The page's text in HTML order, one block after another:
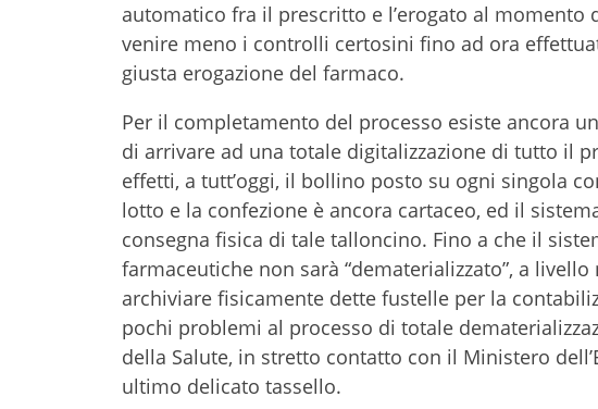
automatico fra il prescritto e l’erogato al
venire meno i controlli certosini fino ad ora
giusta erogazione del farmaco.
Per il completamento del processo esiste ancora
di arrivare ad una totale digitalizzazione di tutto il
effetti, a tutt’oggi, il bollino posto su ogni singola
lotto e la confezione è ancora cartaceo, ed il
consegna fisica di tale talloncino. Fino a che il
farmaceutiche non sarà “dematerializzato”, a
archiviare fisicamente dette fustelle per la
pochi problemi al processo di totale
della Salute, in stretto contatto con il Ministero
ultimo delicato tassello.